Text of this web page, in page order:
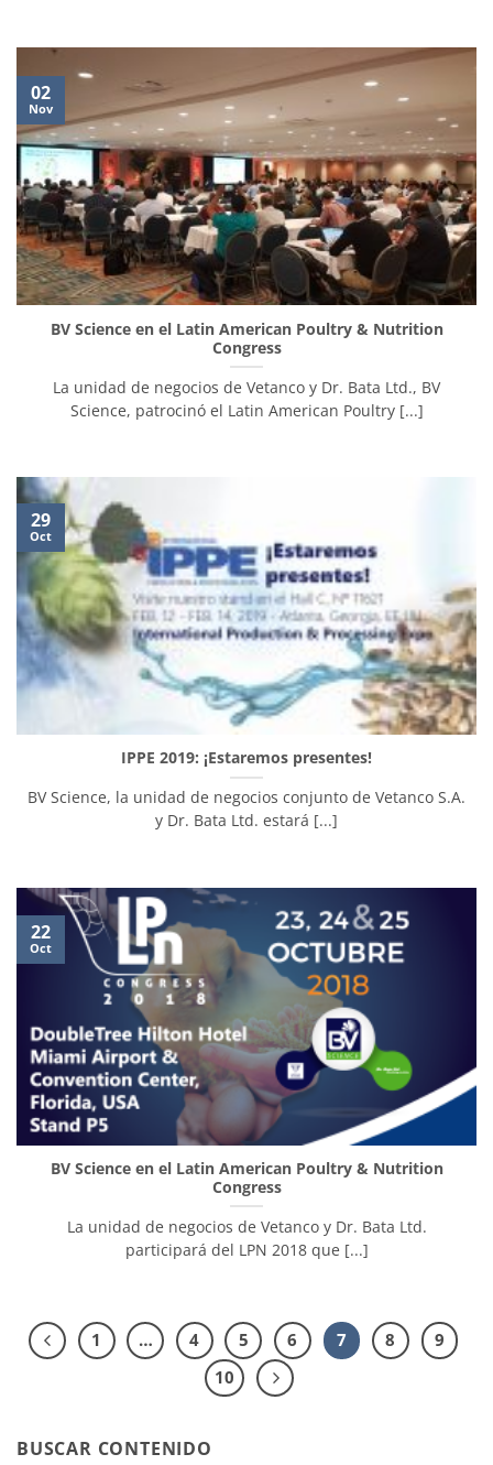
BV Science en el Latin American Poultry & Nutrition
Congress
La unidad de negocios de Vetanco y Dr. Bata Ltd., BV
Science, patrocinó el Latin American Poultry [...]
02
Nov
IPPE 2019: ¡Estaremos presentes!
BV Science, la unidad de negocios conjunto de Vetanco S.A.
y Dr. Bata Ltd. estará [...]
29
Oct
BV Science en el Latin American Poultry & Nutrition
Congress
La unidad de negocios de Vetanco y Dr. Bata Ltd.
participará del LPN 2018 que [...]
22
Oct
1 … 4 5 6 7 8
9
10
BUSCAR CONTENIDO